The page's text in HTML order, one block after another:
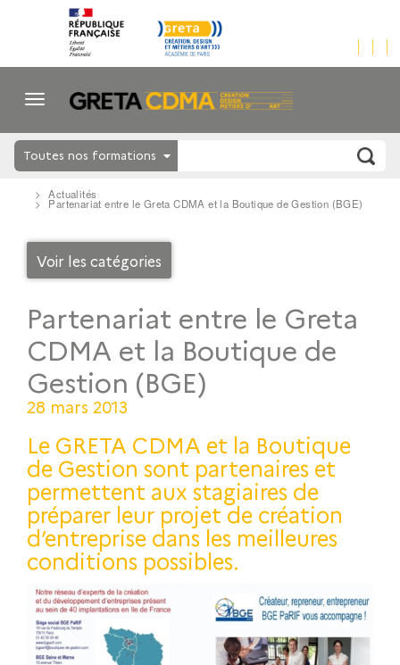
Toutes nos formations
Actualités
Partenariat entre le Greta CDMA et la Boutique de Gestion (BGE)
Voir les catégories
Partenariat entre le Greta
CDMA et la Boutique de
Gestion (BGE)
28 mars 2013
Le GRETA CDMA et la Boutique
de Gestion sont partenaires et
permettent aux stagiaires de
préparer leur projet de création
d’entreprise dans les meilleures
conditions possibles.